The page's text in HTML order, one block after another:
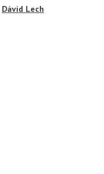
Dávid Lech